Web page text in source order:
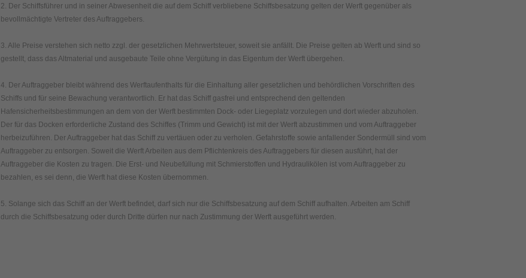
2. Der Schiffsführer und in seiner Abwesenheit die auf dem Schiff verbliebene Schiffsbesatzung gelten der Werft gegenüber als
bevollmächtigte Vertreter des Auftraggebers.
3. Alle Preise verstehen sich netto zzgl. der gesetzlichen Mehrwertsteuer, soweit sie anfällt. Die Preise gelten ab Werft und sind so
gestellt, dass das Altmaterial und ausgebaute Teile ohne Vergütung in das Eigentum der Werft übergehen.
4. Der Auftraggeber bleibt während des Werftaufenthalts für die Einhaltung aller gesetzlichen und behördlichen Vorschriften des
Schiffs und für seine Bewachung verantwortlich. Er hat das Schiff gasfrei und entsprechend den geltenden
Hafensicherheitsbestimmungen an dem von der Werft bestimmten Dock- oder Liegeplatz vorzulegen und dort wieder abzuholen.
Der für das Docken erforderliche Zustand des Schiffes (Trimm und Gewicht) ist mit der Werft abzustimmen und vom Auftraggeber
herbeizuführen. Der Auftraggeber hat das Schiff zu vertäuen oder zu verholen. Gefahrstoffe sowie anfallender Sondermüll sind vom
Auftraggeber zu entsorgen. Soweit die Werft Arbeiten aus dem Pflichtenkreis des Auftraggebers für diesen ausführt, hat der
Auftraggeber die Kosten zu tragen. Die Erst- und Neubefüllung mit Schmierstoffen und Hydraulikölen ist vom Auftraggeber zu
bezahlen, es sei denn, die Werft hat diese Kosten übernommen.
5. Solange sich das Schiff an der Werft befindet, darf sich nur die Schiffsbesatzung auf dem Schiff aufhalten. Arbeiten am Schiff
durch die Schiffsbesatzung oder durch Dritte dürfen nur nach Zustimmung der Werft ausgeführt werden.